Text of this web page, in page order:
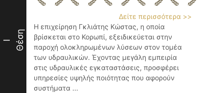
I Θέση
Δείτε περισσότερα >>
Η επιχείρηση Γκλιάτης Κώστας, η οποία
βρίσκεται στο Κορωπί, εξειδικεύεται στην
παροχή ολοκληρωμένων λύσεων στον τομέα
των υδραυλικών. Έχοντας μεγάλη εμπειρία
στις υδραυλικές εγκαταστάσεις, προσφέρει
υπηρεσίες υψηλής ποιότητας που αφορούν
συστήματα ...